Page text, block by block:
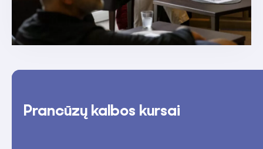
Prancūzų kalbos kursai